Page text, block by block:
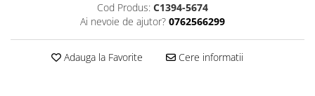
Cod Produs: C1394-5674
Ai nevoie de ajutor? 0762566299
Adauga la Favorite Cere informatii